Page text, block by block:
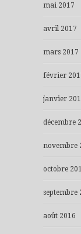
mai 2017
avril 2017
mars 2017
février
janvier
décembre
novembre
octobre
septembre
août 2016